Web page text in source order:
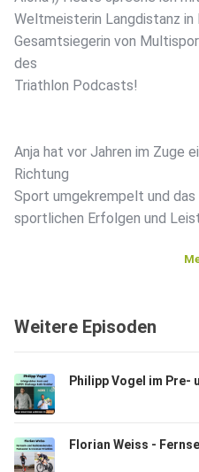
Weltmeisterin Langdistanz in
Gesamtsiegerin von
des
Triathlon Podcasts!
Anja hat vor Jahren im Zuge
Richtung
Sport umgekrempelt und das
sportlichen Erfolgen und
sportliche
2024 sportlich vorhat, wofür
engagiert und
so einiges mehr erfährst Du
Podcast
Folge.
Weitere Episoden